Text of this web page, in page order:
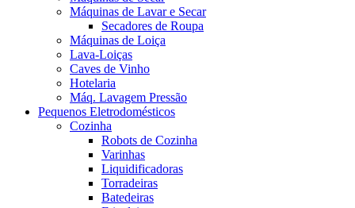
Máquinas de Lavar e Secar
Secadores de Roupa
Máquinas de Loiça
Lava-Loiças
Caves de Vinho
Hotelaria
Máq. Lavagem Pressão
Pequenos Eletrodomésticos
Cozinha
Robots de Cozinha
Varinhas
Liquidificadoras
Torradeiras
Batedeiras